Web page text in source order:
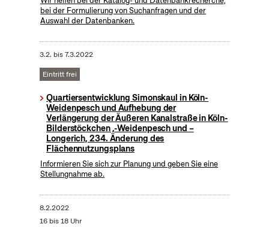
bei der Formulierung von Suchanfragen und der
Auswahl der Datenbanken.
3.2. bis7.3.2022
Eintritt frei
Quartiersentwicklung Simonskaul in Köln-
Weidenpesch und Aufhebung der
Verlängerung der Äußeren Kanalstraße in Köln-
Bilderstöckchen ,-Weidenpesch und –
Longerich, 234. Änderung des
Flächennutzungsplans
Informieren Sie sich zur Planung und geben Sie eine
Stellungnahme ab.
8.2.2022
16 bis 18 Uhr